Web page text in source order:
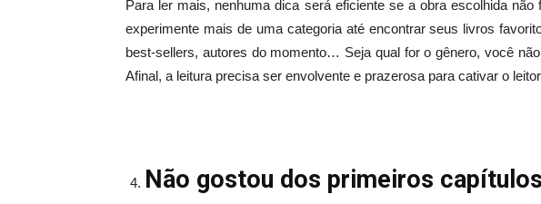
Para ler mais, nenhuma dica será eficiente se a obra escolhida
experimente mais de uma categoria até encontrar seus livros
best‑sellers, autores do momento… Seja qual for o gênero, você
Afinal, a leitura precisa ser envolvente e prazerosa para cativar o
Não gostou dos primeiros